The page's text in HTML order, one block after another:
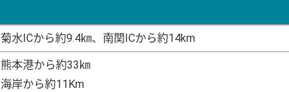
菊水ICから約9.4㎞、南関ICから約14km
熊本港から約33㎞
海岸から約11Km